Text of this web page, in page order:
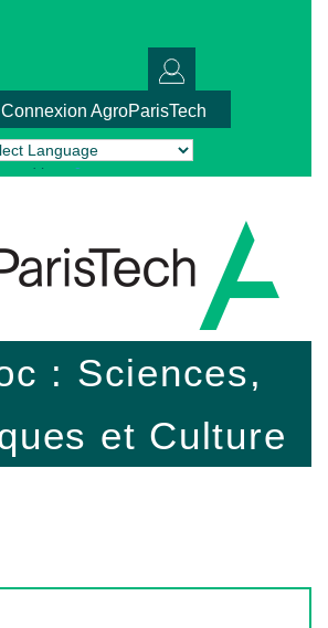
Connexion AgroParisTech
by Translate
: Sciences,
et Culture